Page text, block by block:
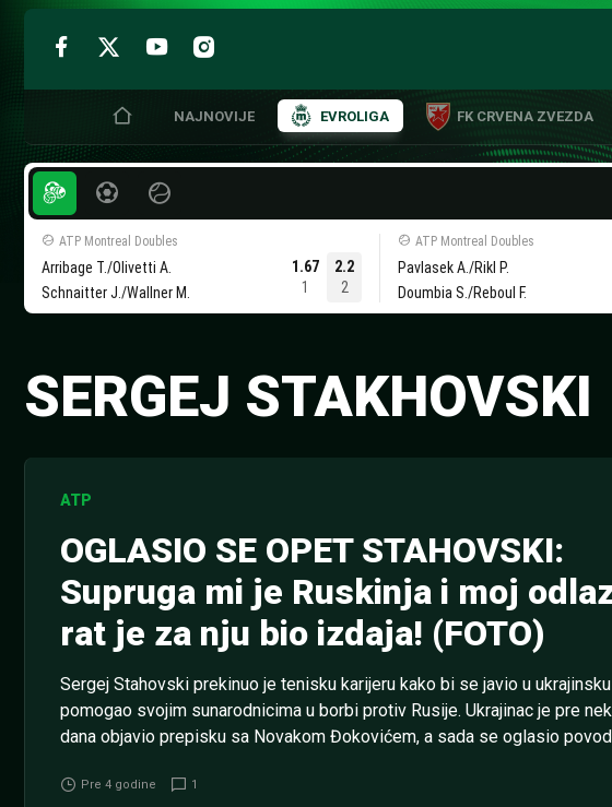
Skip
content
NAJNOVIJE EVROLIGA FK CRVENA ZVEZDA
ATP Montreal Doubles
Arribage T./Olivetti A.
Schnaitter J./Wallner M.
1.67
1
2.2
2
ATP Montreal Doubles
Pavlasek A./Rikl P.
Doumbia S./Reboul F.
SERGEJ STAKHOVSKI
ATP
OGLASIO SE OPET STAHOVSKI:
Supruga mi je Ruskinja i moj
rat je za nju bio izdaja! (FOTO)
Sergej Stahovski prekinuo je tenisku karijeru kako bi se javio u
pomogao svojim sunarodnicima u borbi protiv Rusije. Ukrajinac je pre
dana objavio prepisku sa Novakom Đokovićem, a sada se oglasio
kladionici MaxBet je...
Pre 4 godine 1